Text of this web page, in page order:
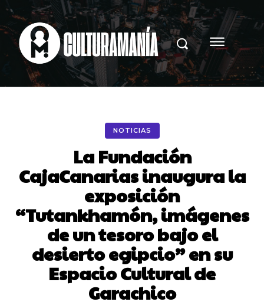
NOTICIAS
La Fundación
CajaCanarias inaugura la
exposición
“Tutankhamón, imágenes
de un tesoro bajo el
desierto egipcio” en su
Espacio Cultural de
Garachico